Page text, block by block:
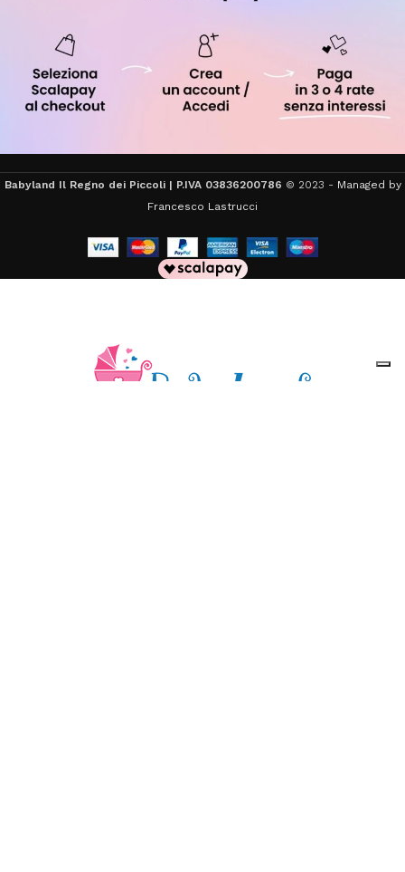
Babyland Il Regno dei Piccoli | P.IVA 03836200786 © 2023 - Managed by
Francesco Lastrucci